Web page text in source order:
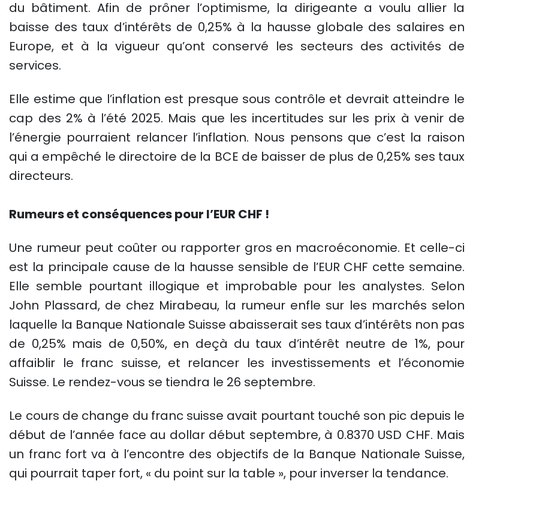
du bâtiment. Afin de prôner l’optimisme, la dirigeante a voulu allier la
baisse des taux d’intérêts de 0,25% à la hausse globale des salaires en
Europe, et à la vigueur qu’ont conservé les secteurs des activités de
services.
Elle estime que l’inflation est presque sous contrôle et devrait atteindre le
cap des 2% à l’été 2025. Mais que les incertitudes sur les prix à venir de
l’énergie pourraient relancer l’inflation. Nous pensons que c’est la raison
qui a empêché le directoire de la BCE de baisser de plus de 0,25% ses taux
directeurs.
Rumeurs et conséquences pour l’EUR CHF !
Une rumeur peut coûter ou rapporter gros en macroéconomie. Et celle-ci
est la principale cause de la hausse sensible de l’EUR CHF cette semaine.
Elle semble pourtant illogique et improbable pour les analystes. Selon
John Plassard, de chez Mirabeau, la rumeur enfle sur les marchés selon
laquelle la Banque Nationale Suisse abaisserait ses taux d’intérêts non pas
de 0,25% mais de 0,50%, en deçà du taux d’intérêt neutre de 1%, pour
affaiblir le franc suisse, et relancer les investissements et l’économie
Suisse. Le rendez-vous se tiendra le 26 septembre.
Le cours de change du franc suisse avait pourtant touché son pic depuis le
début de l’année face au dollar début septembre, à 0.8370 USD CHF. Mais
un franc fort va à l’encontre des objectifs de la Banque Nationale Suisse,
qui pourrait taper fort, « du point sur la table », pour inverser la tendance.